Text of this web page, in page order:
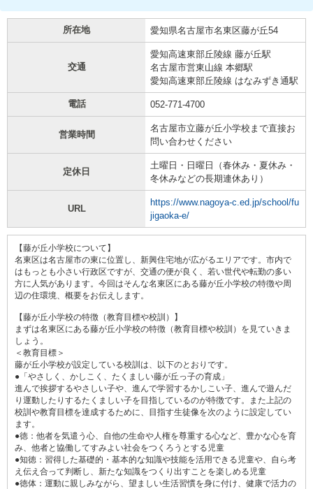
所在地 愛知県名古屋市名東区藤が丘54
交通
愛知高速東部丘陵線 藤が丘駅
名古屋市営東山線 本郷駅
愛知高速東部丘陵線 はなみずき通駅
電話 052-771-4700
営業時間
名古屋市立藤が丘小学校まで直接お
問い合わせください
定休日
土曜日・日曜日（春休み・夏休み・
冬休みなどの長期連休あり）
URL
https://www.nagoya-c.ed.jp/school/fu
jigaoka-e/
【藤が丘小学校について】
名東区は名古屋市の東に位置し、新興住宅地が広がるエリアです。市内で
はもっとも小さい行政区ですが、交通の便が良く、若い世代や転勤の多い
方に人気があります。今回はそんな名東区にある藤が丘小学校の特徴や周
辺の住環境、概要をお伝えします。
【藤が丘小学校の特徴（教育目標や校訓）】
まずは名東区にある藤が丘小学校の特徴（教育目標や校訓）を見ていきま
しょう。
＜教育目標＞
藤が丘小学校が設定している校訓は、以下のとおりです。
●「やさしく、かしこく、たくましい藤が丘っ子の育成」
進んで挨拶するやさしい子や、進んで学習するかしこい子、進んで遊んだ
り運動したりするたくましい子を目指しているのが特徴です。また上記の
校訓や教育目標を達成するために、目指す生徒像を次のように設定してい
ます。
●徳：他者を気遣う心、自他の生命や人権を尊重する心など、豊かな心を育
み、他者と協働してすみよい社会をつくろうとする児童
●知徳：習得した基礎的・基本的な知識や技能を活用できる児童や、自ら考
え伝え合って判断し、新たな知識をつくり出すことを楽しめる児童
●徳体：運動に親しみながら、望ましい生活習慣を身に付け、健康で活力の